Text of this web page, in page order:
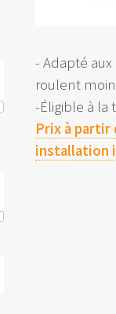
- Adapté
roulent
-Éligible à la
Prix à partir
installation